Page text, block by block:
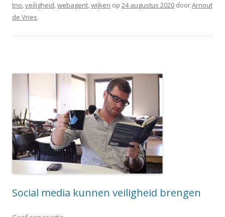
tno,veiligheid,webagent,wijken op 24 augustus 2020 doorArnout
de Vries.
Social media kunnen veiligheid brengen